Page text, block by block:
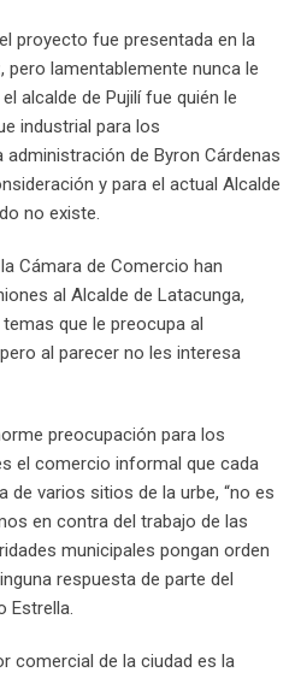
proyecto fue presentada en la
pero lamentablemente nunca le
alcalde de Pujilí fue quién le
industrial para los
de Byron Cárdenas
y para el actual Alcalde
no existe.
Cámara de Comercio han
al Alcalde de Latacunga,
que le preocupa al
al parecer no les interesa
preocupación para los
el comercio informal que cada
de varios sitios de la urbe, “no es
en contra del trabajo de las
municipales pongan orden
respuesta de parte del
Estrella.
comercial de la ciudad es la